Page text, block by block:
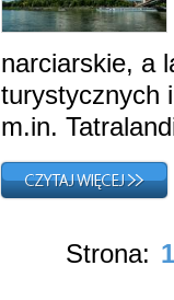
narciarskie, a
turystycznych
m.in.
Strona: 1